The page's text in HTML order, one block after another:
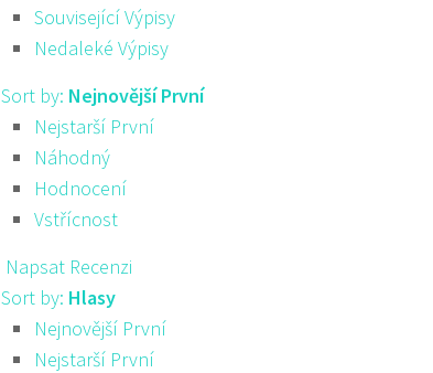
Související Výpisy
Nedaleké Výpisy
Sort by: Nejnovější První
Nejstarší První
Náhodný
Hodnocení
Vstřícnost
Napsat Recenzi
Sort by: Hlasy
Nejnovější První
Nejstarší První